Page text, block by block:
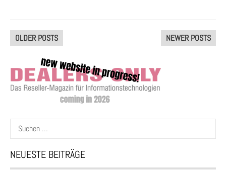
Posts
navigation
OLDER POSTS NEWER POSTS
Suchen
nach:
NEUESTE BEITRÄGE